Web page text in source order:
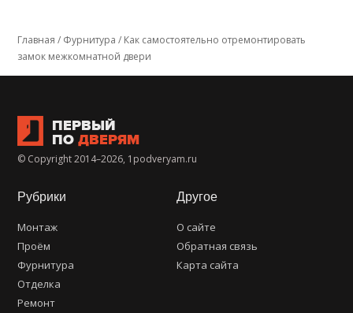
Главная / Фурнитура / Как самостоятельно отремонтировать
замок межкомнатной двери
ПЕРВЫЙ
ПО ДВЕРЯМ
© Copyright 2014–2026, 1podveryam.ru
Другое
О сайте
Обратная связь
Карта сайта
Рубрики
Монтаж
Проём
Фурнитура
Отделка
Ремонт